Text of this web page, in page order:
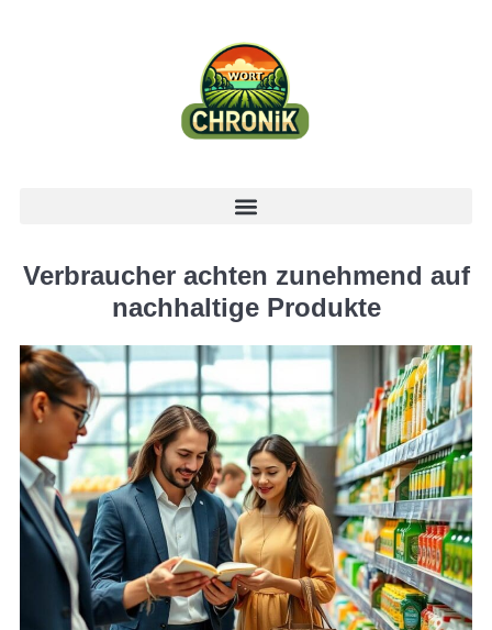
Verbraucher achten zunehmend auf
nachhaltige Produkte